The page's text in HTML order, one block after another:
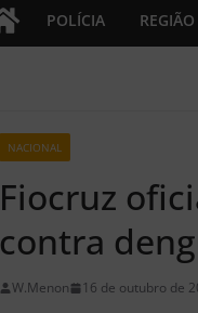
POLÍCIA REGIÃO
NACIONAL
Fiocruz
contra
W.Menon 16 de outubro de